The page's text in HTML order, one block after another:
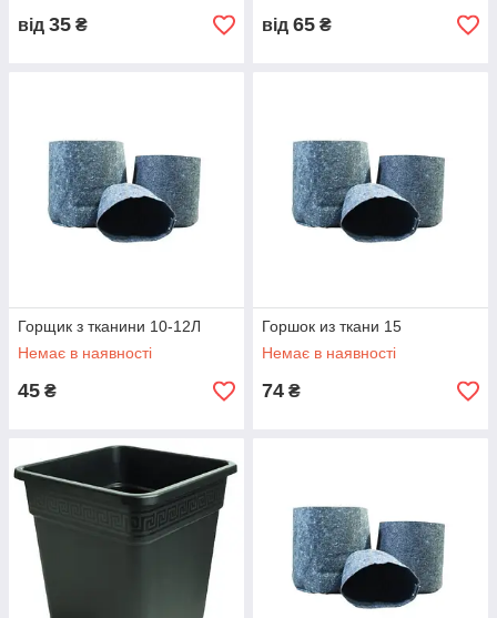
від 35 ₴ від 65 ₴
Горщик з тканини 10-12Л
Немає в наявності
45 ₴
Горшок из ткани 15
Немає в наявності
74 ₴